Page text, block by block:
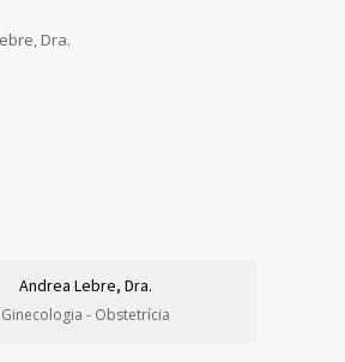
Andrea Lebre, Dra.
Ginecologia - Obstetrícia